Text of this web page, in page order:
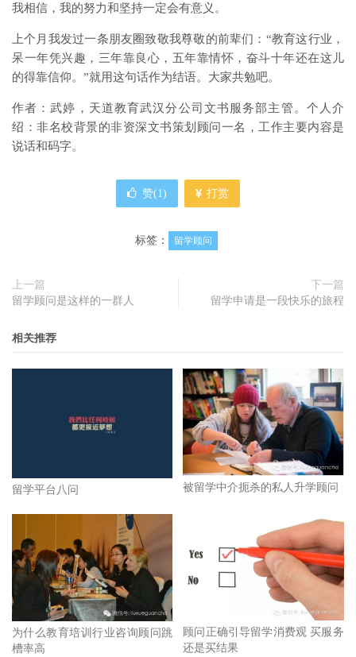
我相信，我的努力和坚持一定会有意义。
上个月我发过一条朋友圈致敬我尊敬的前辈们：“教育这行业，
呆一年凭兴趣，三年靠良心，五年靠情怀，奋斗十年还在这儿
的得靠信仰。”就用这句话作为结语。大家共勉吧。
作者：武婷，天道教育武汉分公司文书服务部主管。个人介
绍：非名校背景的非资深文书策划顾问一名，工作主要内容是
说话和码字。
赞(1) 打赏
标签： 留学顾问
上一篇
留学顾问是这样的一群人
下一篇
留学申请是一段快乐的旅程
相关推荐
留学平台八问 被留学中介扼杀的私人升学顾问
为什么教育培训行业咨询顾问跳
槽率高
顾问正确引导留学消费观 买服务
还是买结果